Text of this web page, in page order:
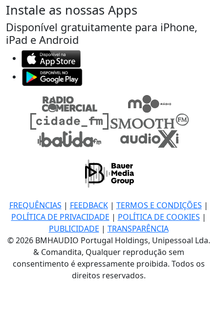
Instale as nossas Apps
Disponível gratuitamente para iPhone,
iPad e Android
FREQUÊNCIAS | FEEDBACK| TERMOS E CONDIÇÕES |
POLÍTICA DE PRIVACIDADE | POLÍTICA DE COOKIES |
PUBLICIDADE | TRANSPARÊNCIA
© 2026 BMHAUDIO Portugal Holdings, Unipessoal Lda.
& Comandita, Qualquer reprodução sem
consentimento é expressamente proibida. Todos os
direitos reservados.